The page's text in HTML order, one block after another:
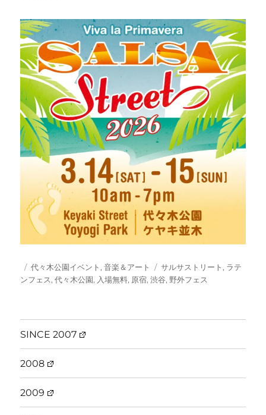
投
稿
カ
テ
代々木公園イベント,音楽＆アート
タ
グ
サルサストリート, ラテ
ンフェス,代々木公園, 入場無料, 原宿,渋谷, 野外フェス
SINCE 2007
2008
2009